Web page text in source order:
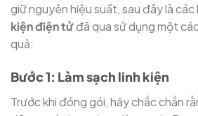
giữ nguyên hiệu suất, sau đây là
kiện điện tửđã qua sử dụng một
quả:
Bước 1: Làm sạch linh kiện
Trước khi đóng gói, hãy chắc chắn